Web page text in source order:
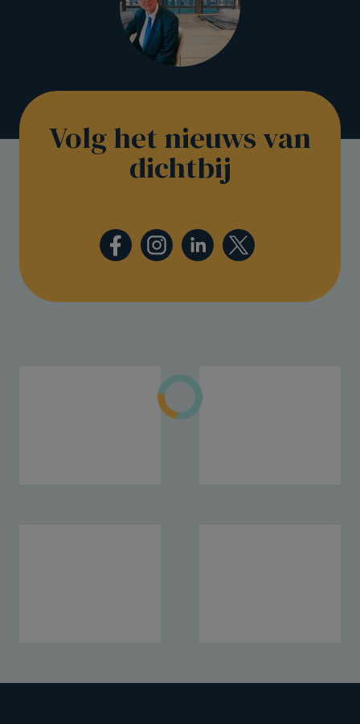
Volg het nieuws van
dichtbij